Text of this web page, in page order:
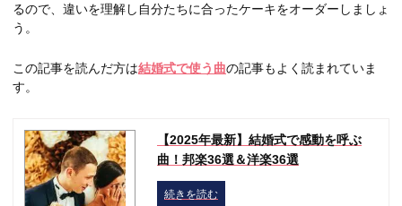
るので、違いを理解し自分たちに合ったケーキをオーダーしましょ
う。
この記事を読んだ方は結婚式で使う曲の記事もよく読まれていま
す。
【2025年最新】結婚式で感動を呼ぶ
曲！邦楽36選＆洋楽36選
続きを読む